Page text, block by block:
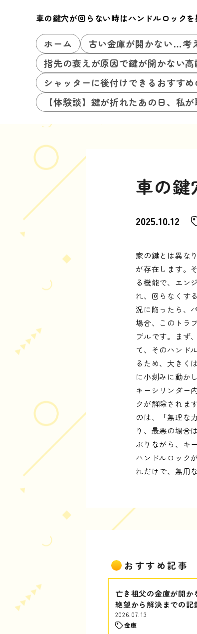
車の鍵穴が回らない時はハンドルロックを
ホーム 古い金庫が開かない…考
指先の衰えが原因で鍵が開かない高
シャッターに後付けできるおすす
【体験談】鍵が折れたあの日、私
車の鍵
2025.10.12
家の鍵とは異な
が存在します。
る機能で、エン
れ、回らなくす
況に陥ったら、
場合、このトラ
プルです。まず
て、そのハンド
るため、大きく
に小刻みに動か
キーシリンダー
クが解除されま
のは、「無理な
り、最悪の場合
ぶりながら、キ
ハンドルロック
れだけで、無用
おすすめ記事
亡き祖父の金庫が開か
絶望から解決までの記
2026.07.13
金庫